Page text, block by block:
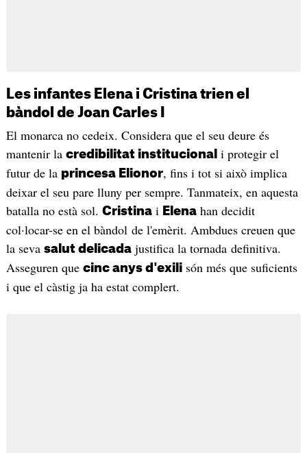
Les infantes Elena i Cristina trien el
bàndol de Joan Carles I
El monarca no cedeix. Considera que el seu deure és
mantenir la credibilitat institucional i protegir el
futur de la princesa Elionor, fins i tot si això implica
deixar el seu pare lluny per sempre. Tanmateix, en aquesta
batalla no està sol. Cristinai Elenahan decidit
col·locar-se en el bàndol de l'emèrit. Ambdues creuen que
la seva salut delicadajustifica la tornada definitiva.
Asseguren que cinc anys d'exilisón més que suficients
i que el càstig ja ha estat complert.